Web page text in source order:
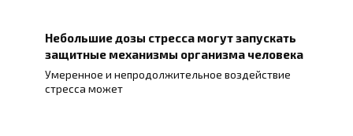
Небольшие дозы стресса могут запускать
защитные механизмы организма человека
Умеренное и непродолжительное воздействие
стресса может